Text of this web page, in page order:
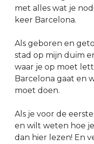
met alles wat je
keer Barcelona.
Als geboren en
stad op mijn duim
waar je op moet
Barcelona gaat en
moet doen.
Als je voor de
en wilt weten hoe
dan hier lezen! En